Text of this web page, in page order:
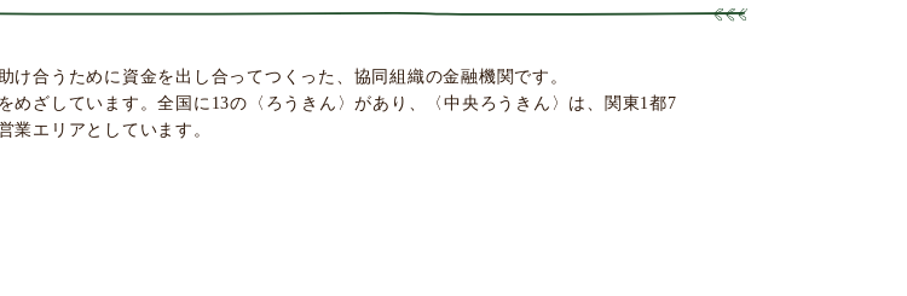
け合うために資金を出し合ってつくった、協同組織の金融機関です。
ざしています。全国に13の〈ろうきん〉があり、〈中央ろうきん〉は、関東1都7
業エリアとしています。